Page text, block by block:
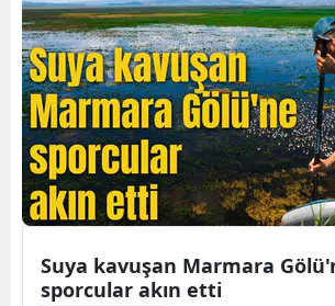
Suya kavuşan Marmara
sporcular akın etti